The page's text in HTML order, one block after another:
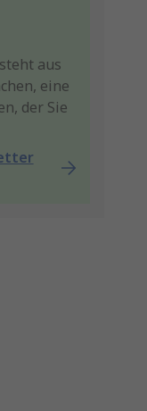
aus
eine
der Sie